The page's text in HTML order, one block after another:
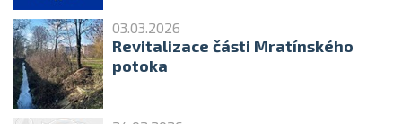
03.03.2026
Revitalizace části Mratínského
potoka